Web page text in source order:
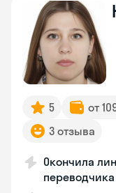
5 от
3 отзыва
Окончила
переводчика